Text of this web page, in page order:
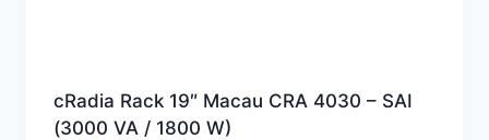
cRadia Rack 19″ Macau CRA 4030 – SAI
(3000 VA / 1800 W)